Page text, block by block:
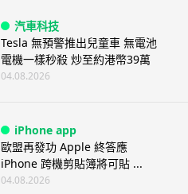
汽車科技
Tesla 無預警推出兒童車 無電池
電機一樣秒殺 炒至約港幣39萬
04.08.2026
iPhone app
歐盟再發功 Apple 終答應
iPhone 跨機剪貼簿將可貼 ...
04.08.2026